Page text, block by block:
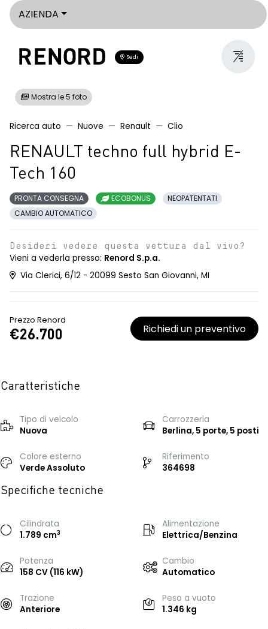
AZIENDA
Sedi
Mostra le 5 foto
Ricerca auto Nuove Renault Clio
RENAULT techno full hybrid E-
Tech 160
PRONTA CONSEGNA ECOBONUS
NEOPATENTATI
CAMBIO AUTOMATICO
Desideri vedere questa vettura dal vivo?
Vieni a vederla presso: Renord S.p.a.
Via Clerici, 6/12 - 20099 Sesto San Giovanni, MI
Prezzo Renord
€26.700 Richiedi un preventivo
Caratteristiche
Tipo di veicolo
Nuova
Carrozzeria
Berlina, 5 porte, 5 posti
Colore esterno
Verde Assoluto
Riferimento
364698
Specifiche tecniche
Cilindrata
1.789 cm3
Alimentazione
Elettrica/Benzina
Potenza
158 CV (116 kW)
Cambio
Automatico
Trazione
Anteriore
Peso a vuoto
1.346 kg